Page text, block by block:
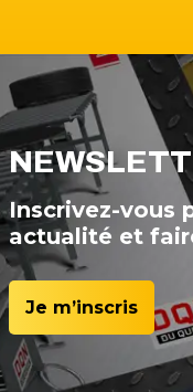
Inscrivez-vous
actualité et
Je m’inscris